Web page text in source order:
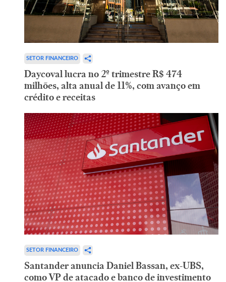
SETOR FINANCEIRO
Daycoval lucra no 2º trimestre R$ 474
milhões, alta anual de 11%, com avanço em
crédito e receitas
SETOR FINANCEIRO
Santander anuncia Daniel Bassan, ex-UBS,
como VP de atacado e banco de investimento